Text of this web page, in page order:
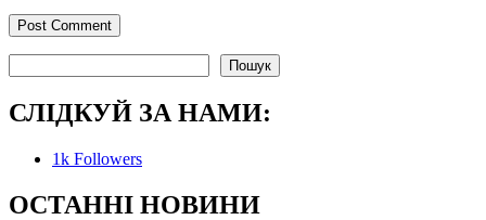
Пошук
СЛІДКУЙ ЗА НАМИ:
1k Followers
ОСТАННІ НОВИНИ